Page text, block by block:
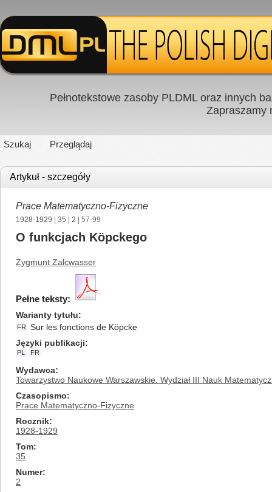
Pełnotekstowe zasoby PLDML oraz innych
Zapraszamy
Szukaj Przeglądaj
Artykuł - szczegóły
Prace Matematyczno-Fizyczne
1928-1929 35 2 | 57-99
O funkcjach Köpckego
Zygmunt Zalcwasser
Pełne teksty:
Warianty tytułu
FR
Sur les fonctions de Köpcke
Języki publikacji
PL FR
Wydawca
Towarzystwo Naukowe Warszawskie. Wydział III Nauk
Czasopismo
Prace Matematyczno-Fizyczne
Rocznik
1928-1929
Tom
35
Numer
2